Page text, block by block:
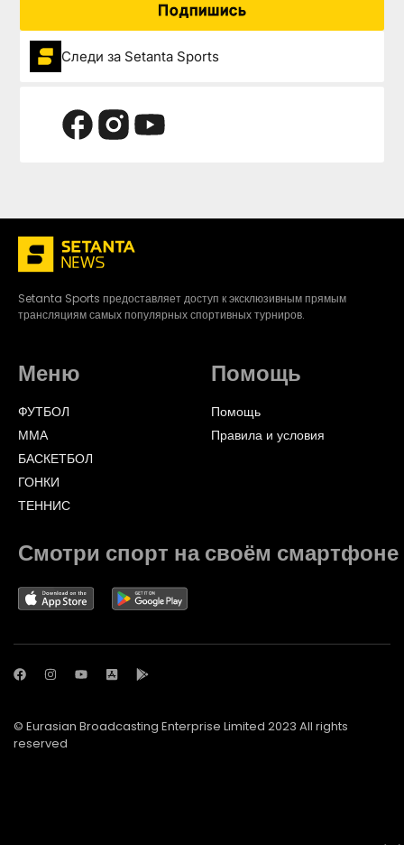
Подпишись
Следи за Setanta Sports
Setanta Sports предоставляет доступ к эксклюзивным прямым
трансляциям самых популярных спортивных турниров.
Меню
ФУТБОЛ
ММА
БАСКЕТБОЛ
ГОНКИ
ТЕННИС
Помощь
Помощь
Правила и условия
Смотри спорт на своём смартфоне
© Eurasian Broadcasting Enterprise Limited 2023 All rights
reserved